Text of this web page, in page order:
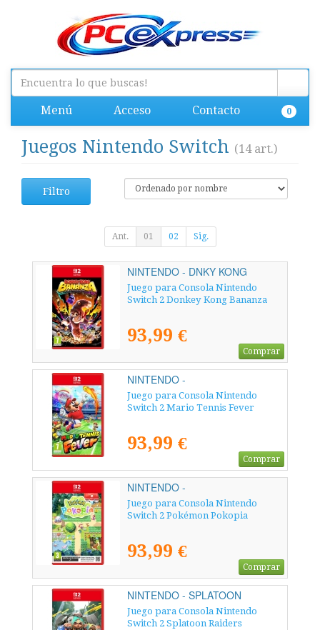
Menú Acceso Contacto 0
Juegos Nintendo Switch (14 art.)
Filtro
Ant. 01 02 Sig.
NINTENDO - DNKY KONG
BANANZA
Juego para Consola Nintendo
Switch 2 Donkey Kong Bananza
93,99 €
Comprar
NINTENDO -
Juego para Consola Nintendo
Switch 2 Mario Tennis Fever
93,99 €
Comprar
NINTENDO -
Juego para Consola Nintendo
Switch 2 Pokémon Pokopia
93,99 €
Comprar
NINTENDO - SPLATOON
RAIDERS
Juego para Consola Nintendo
Switch 2 Splatoon Raiders